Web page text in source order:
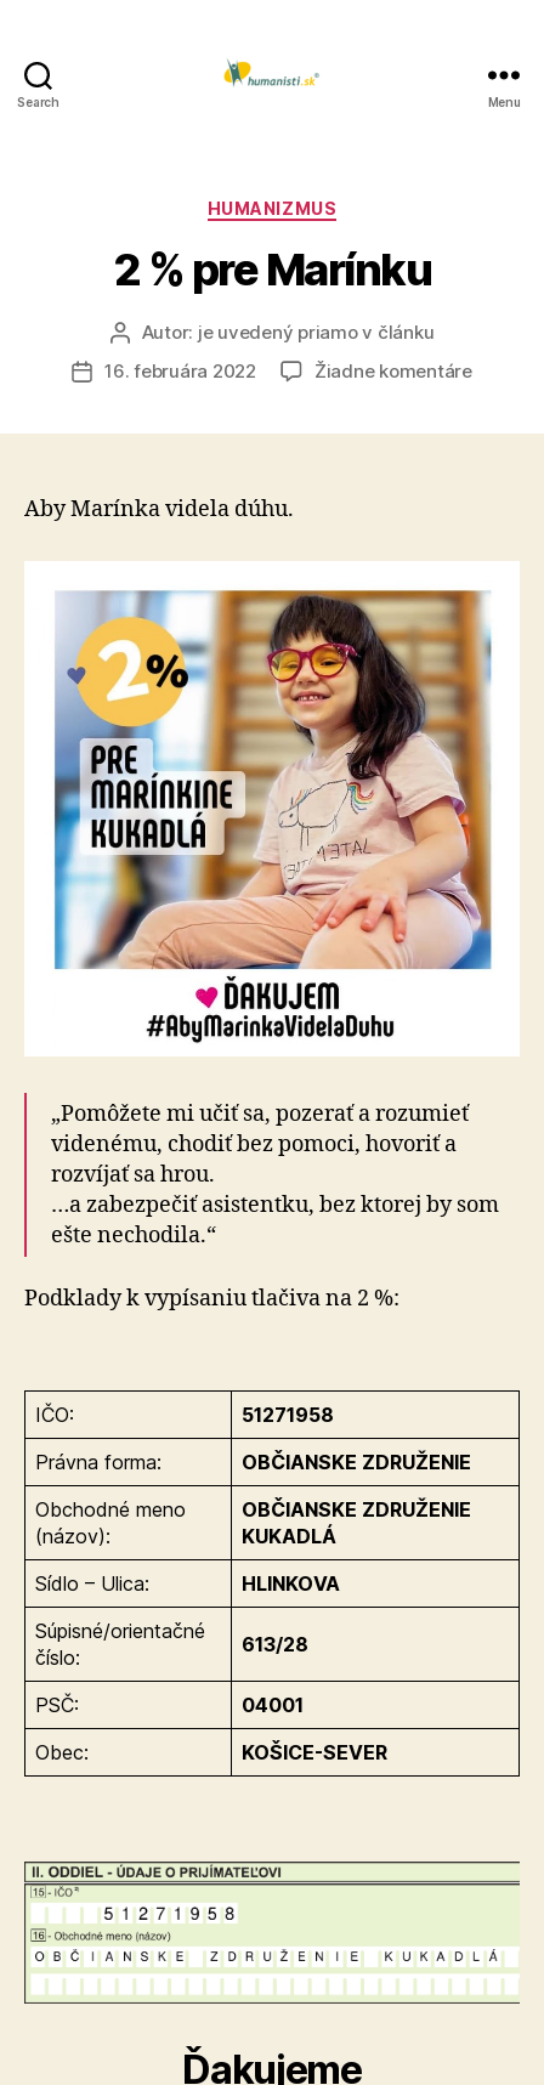
Search Menu
Kategórie
HUMANIZMUS
2 % pre Marínku
Autor
článku
Autor: je uvedený priamo v článku
Dátum
16. februára 2022 Žiadne komentárena
Aby Marínka videla dúhu.
„Pomôžete mi učiť sa, pozerať a rozumieť
videnému, chodiť bez pomoci, hovoriť a
rozvíjať sa hrou.
…a zabezpečiť asistentku, bez ktorej by som
ešte nechodila.“
Podklady k vypísaniu tlačiva na 2 %:
IČO:
51271958
Právna forma:
OBČIANSKE ZDRUŽENIE
Obchodné meno
(názov):
OBČIANSKE ZDRUŽENIE
KUKADLÁ
Sídlo – Ulica:
HLINKOVA
Súpisné/orientačné
číslo:
613/28
PSČ:
04001
Obec:
KOŠICE-SEVER
Ďakujeme